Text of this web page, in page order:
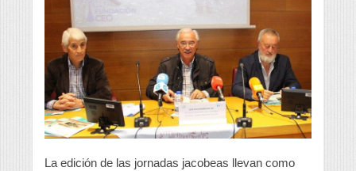
La edición de las jornadas jacobeas llevan como